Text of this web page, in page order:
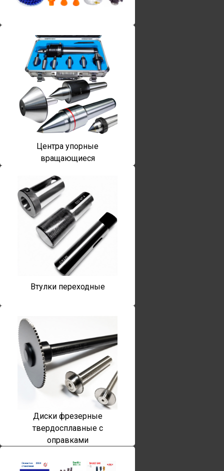
Винты torx
Центра упорные
вращающиеся
Втулки переходные
Диски фрезерные
твердосплавные с
оправками